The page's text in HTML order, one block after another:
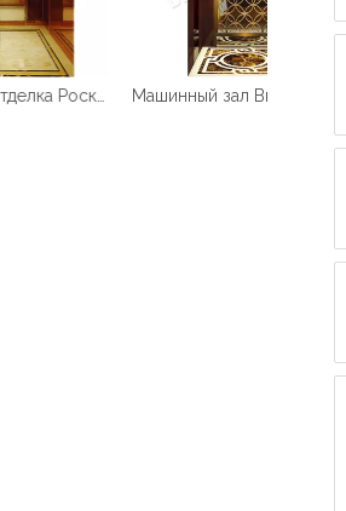
Деревянная отделка Роскошная кабина Пассажирский лифт Машинный зал Высококачественный пассажирский лифт